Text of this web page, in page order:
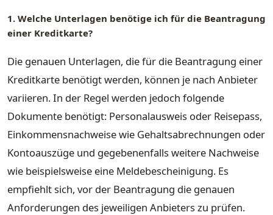
1. Welche Unterlagen benötige ich für die Beantragung
einer Kreditkarte?
Die genauen Unterlagen, die für die Beantragung einer
Kreditkarte benötigt werden, können je nach Anbieter
variieren. In der Regel werden jedoch folgende
Dokumente benötigt: Personalausweis oder Reisepass,
Einkommensnachweise wie Gehaltsabrechnungen oder
Kontoauszüge und gegebenenfalls weitere Nachweise
wie beispielsweise eine Meldebescheinigung. Es
empfiehlt sich, vor der Beantragung die genauen
Anforderungen des jeweiligen Anbieters zu prüfen.